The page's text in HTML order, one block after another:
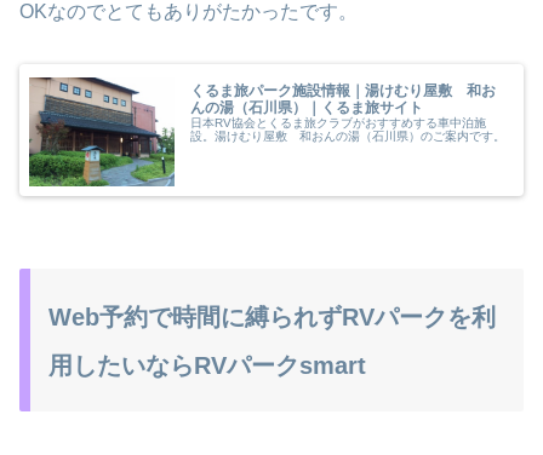
OKなのでとてもありがたかったです。
くるま旅パーク施設情報｜湯けむり屋敷 和お
んの湯（石川県）｜くるま旅サイト
日本RV協会とくるま旅クラブがおすすめする車中泊施
設。湯けむり屋敷 和おんの湯（石川県）のご案内です。
Web予約で時間に縛られずRVパークを利
用したいならRVパークsmart